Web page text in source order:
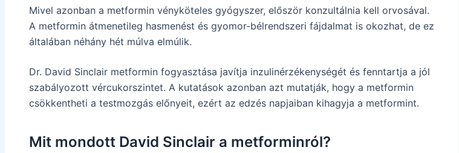
Mivel azonban a metformin vényköteles gyógyszer, először konzultálnia kell orvosával.
A metformin átmenetileg hasmenést és gyomor-bélrendszeri fájdalmat is okozhat, de ez
általában néhány hét múlva elmúlik.
Dr. David Sinclair metformin fogyasztása javítja inzulinérzékenységét és fenntartja a jól
szabályozott vércukorszintet. A kutatások azonban azt mutatják, hogy a metformin
csökkentheti a testmozgás előnyeit, ezért az edzés napjaiban kihagyja a metformint.
Mit mondott David Sinclair a metforminról?